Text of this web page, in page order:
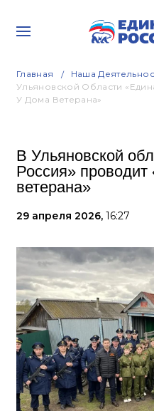
Главная Наша
Ульяновской Области
У Дома Ветерана»
В Ульяновской
Россия»
ветерана»
29 апреля 2026, 16:27